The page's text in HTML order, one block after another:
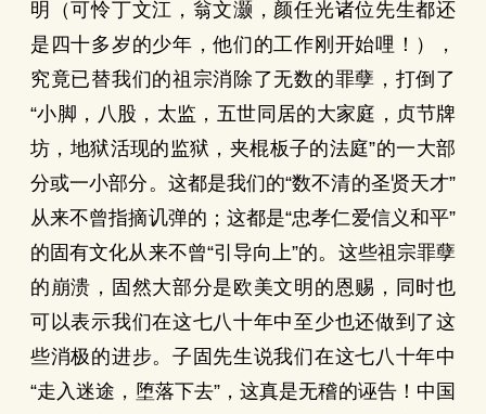
明（可怜丁文江，翁文灏，颜任光诸位先生都还
是四十多岁的少年，他们的工作刚开始哩！），
究竟已替我们的祖宗消除了无数的罪孽，打倒了
“小脚，八股，太监，五世同居的大家庭，贞节牌
坊，地狱活现的监狱，夹棍板子的法庭”的一大部
分或一小部分。这都是我们的“数不清的圣贤天才”
从来不曾指摘讥弹的；这都是“忠孝仁爱信义和平”
的固有文化从来不曾“引导向上”的。这些祖宗罪孽
的崩溃，固然大部分是欧美文明的恩赐，同时也
可以表示我们在这七八十年中至少也还做到了这
些消极的进步。子固先生说我们在这七八十年中
“走入迷途，堕落下去”，这真是无稽的诬告！中国